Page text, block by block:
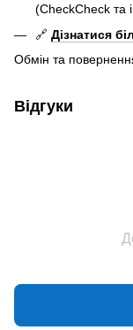
(CheckCheck та
🔗 Дізнатися
Обмін та
Відгуки